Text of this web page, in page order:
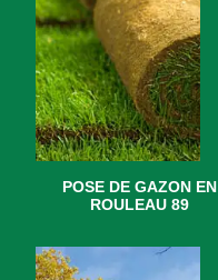
POSE DE GAZON EN
ROULEAU 89